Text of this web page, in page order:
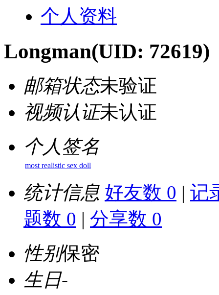
个人资料
Longman(UID: 72619)
邮箱状态未验证
视频认证未认证
个人签名
most realistic sex doll
统计信息 好友数 0 | 记
题数 0 | 分享数 0
性别保密
生日-